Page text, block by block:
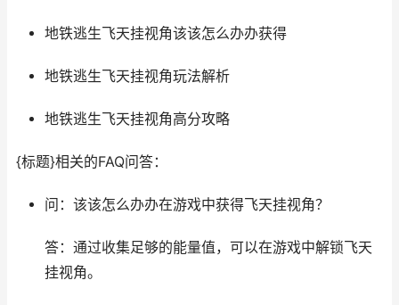
地铁逃生飞天挂视角该该怎么办办获得
地铁逃生飞天挂视角玩法解析
地铁逃生飞天挂视角高分攻略
{标题}相关的FAQ问答：
问：该该怎么办办在游戏中获得飞天挂视角？
答：通过收集足够的能量值，可以在游戏中解锁飞天
挂视角。